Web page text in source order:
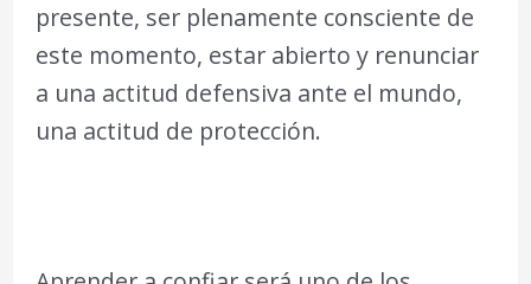
presente, ser plenamente consciente de
este momento, estar abierto y renunciar
a una actitud defensiva ante el mundo,
una actitud de protección.